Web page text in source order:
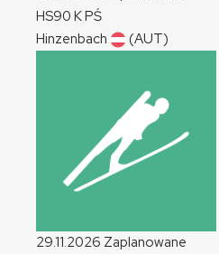
HS90 KPŚ
Hinzenbach
(AUT)
29.11.2026 Zaplanowane